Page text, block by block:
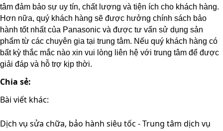
tâm đảm bảo sự uy tín, chất lượng và tiện ích cho khách hàng.
Hơn nữa, quý khách hàng sẽ được hưởng chính sách bảo
hành tốt nhất của Panasonic và được tư vấn sử dụng sản
phẩm từ các chuyên gia tại trung tâm. Nếu quý khách hàng có
bất kỳ thắc mắc nào xin vui lòng liên hệ với trung tâm để được
giải đáp và hỗ trợ kịp thời.
Chia sẻ:
Bài viết khác:
Dịch vụ sửa chữa, bảo hành siêu tốc - Trung tâm dịch vụ